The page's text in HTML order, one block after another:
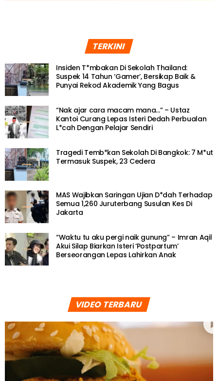
TERKINI
Insiden T*mbakan Di Sekolah Thailand:
Suspek 14 Tahun ‘Gamer’, Bersikap Baik &
Punyai Rekod Akademik Yang Bagus
“Nak ajar cara macam mana…” – Ustaz
Kantoi Curang Lepas Isteri Dedah Perbualan
L*cah Dengan Pelajar Sendiri
Tragedi Temb*kan Sekolah Di Bangkok: 7 M*ut
Termasuk Suspek, 23 Cedera
MAS Wajibkan Saringan Ujian D*dah Terhadap
Semua 1,260 Juruterbang Susulan Kes Di
Jakarta
“Waktu tu aku pergi naik gunung” – Imran Aqil
Akui Silap Biarkan Isteri ‘Postpartum’
Berseorangan Lepas Lahirkan Anak
VIDEO TERBARU